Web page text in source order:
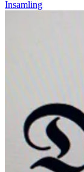
Insamling